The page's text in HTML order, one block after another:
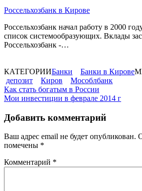
Россельхозбанк в Кирове
Россельхозбанк начал работу в 2000
список системообразующих. Вклады
Россельхозбанк -…
КАТЕГОРИИБанки Банки в Кирове
депозит
Киров Мособлбанк
Навигация
по
записям
Как стать богатым в России
Мои инвестиции в феврале 2014 г
Добавить комментарий
Ваш адрес email не будет опубликован.
помечены *
Комментарий *